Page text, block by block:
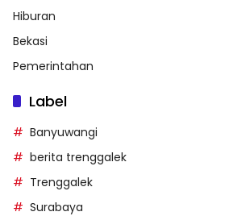
Hiburan
Bekasi
Pemerintahan
Label
Banyuwangi
berita trenggalek
Trenggalek
Surabaya